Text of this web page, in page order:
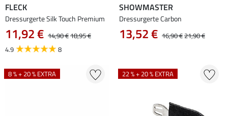
FLECK
Dressurgerte Silk Touch Premium
11,92 € 14,90 €18,95 €
4.9
8
SHOWMASTER
Dressurgerte Carbon
13,52 € 16,90 €21,90 €
8 % + 20 % EXTRA 22 % + 20 % EXTRA